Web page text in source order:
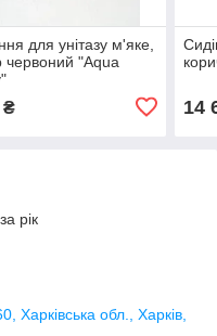
для унітазу м'яке,
червоний "Aqua
14
рік
Харківська обл., Харків,